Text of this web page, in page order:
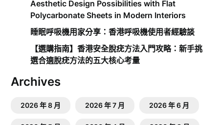
Aesthetic Design Possibilities with Flat
Polycarbonate Sheets in Modern Interiors
睡眠呼吸機用家分享：香港呼吸機使用者經驗談
【選購指南】香港安全脫疣方法入門攻略：新手挑
選合適脫疣方法的五大核心考量
Archives
2026 年 8 月 2026 年 7 月 2026 年 6 月